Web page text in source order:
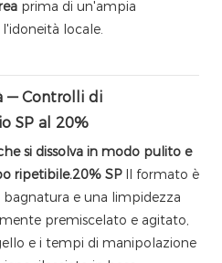
prima di un'ampia
locale.
— Controlli di
SP al 20%
si dissolva in modo pulito e
ripetibile.20% SPIl formato è
e una limpidezza
premiscelato e agitato,
e i tempi di manipolazione